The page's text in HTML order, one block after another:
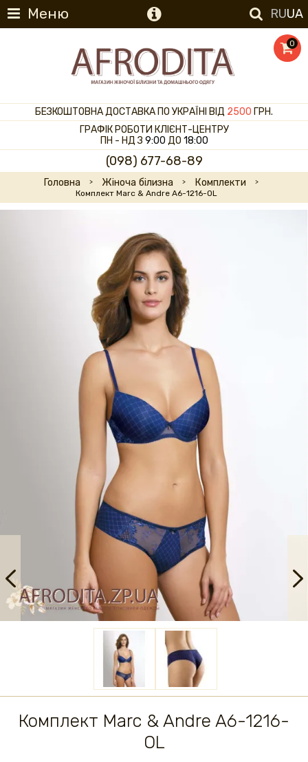
Меню RUUA
0
БЕЗКОШТОВНА ДОСТАВКА ПО УКРАЇНІ ВІД 2500 ГРН.
ГРАФІК РОБОТИ КЛІЄНТ-ЦЕНТРУ
ПН - НД З 9:00 ДО 18:00
(098) 677-68-89
Головна Жіноча білизна Комплекти
Комплект Marc & Andre A6-1216-OL
Комплект Marc & Andre A6-1216-
OL